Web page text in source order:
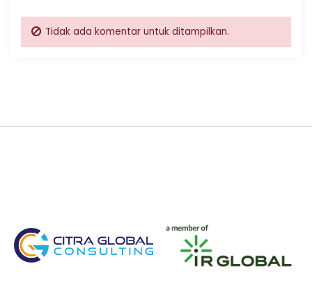
Tidak ada komentar untuk ditampilkan.